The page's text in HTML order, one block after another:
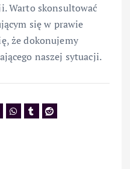
Warto skonsultować
się w prawie
że dokonujemy
naszej sytuacji.